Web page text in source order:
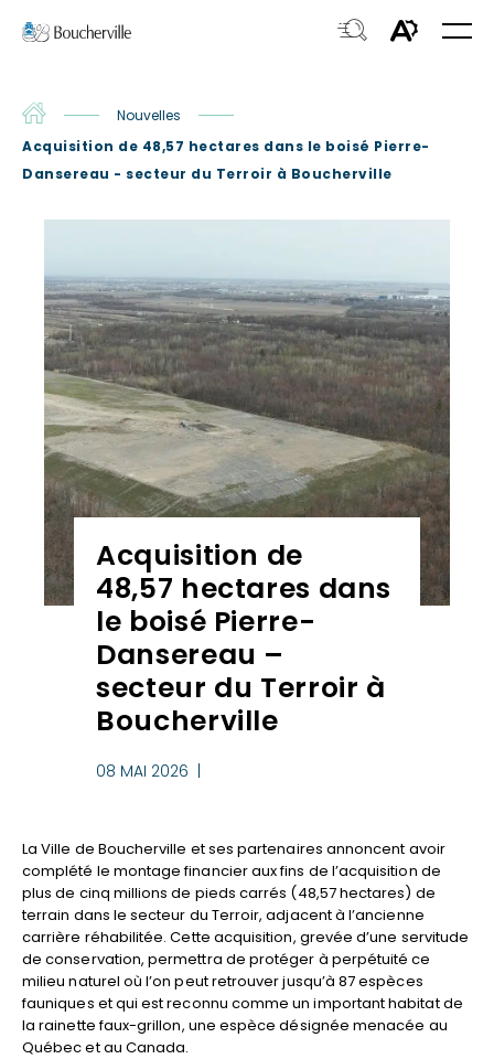
rapide
recherche.
Ouvrir
la
Accueil
Nouvelles
Acquisition de 48,57 hectares dans le boisé Pierre-
Dansereau - secteur du Terroir à Boucherville
Acquisition de
48,57 hectares dans
le boisé Pierre-
Dansereau –
secteur du Terroir à
Boucherville
08 MAI 2026 |
La Ville de Boucherville et ses partenaires annoncent avoir
complété le montage financier aux fins de l’acquisition de
plus de cinq millions de pieds carrés (48,57 hectares) de
terrain dans le secteur du Terroir, adjacent à l’ancienne
carrière réhabilitée. Cette acquisition, grevée d’une servitude
de conservation, permettra de protéger à perpétuité ce
milieu naturel où l’on peut retrouver jusqu’à 87 espèces
fauniques et qui est reconnu comme un important habitat de
la rainette faux-grillon, une espèce désignée menacée au
Québec et au Canada.